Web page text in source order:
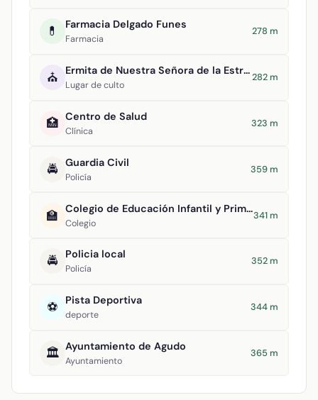
💊 Farmacia Delgado Funes
Farmacia
278 m
⛪ Ermita de Nuestra Señora de la Estrella
Lugar de culto
282 m
🏥 Centro de Salud
Clínica
323 m
🚔 Guardia Civil
Policía
359 m
🏫 Colegio de Educación Infantil y Primaria Virgen de la Estrella
Colegio
341 m
🚔 Policia local
Policía
352 m
⚽ Pista Deportiva
deporte
344 m
🏛️ Ayuntamiento de Agudo
Ayuntamiento
365 m